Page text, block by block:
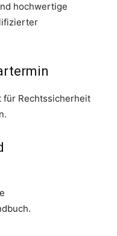
hochwertige
für Rechtssicherheit